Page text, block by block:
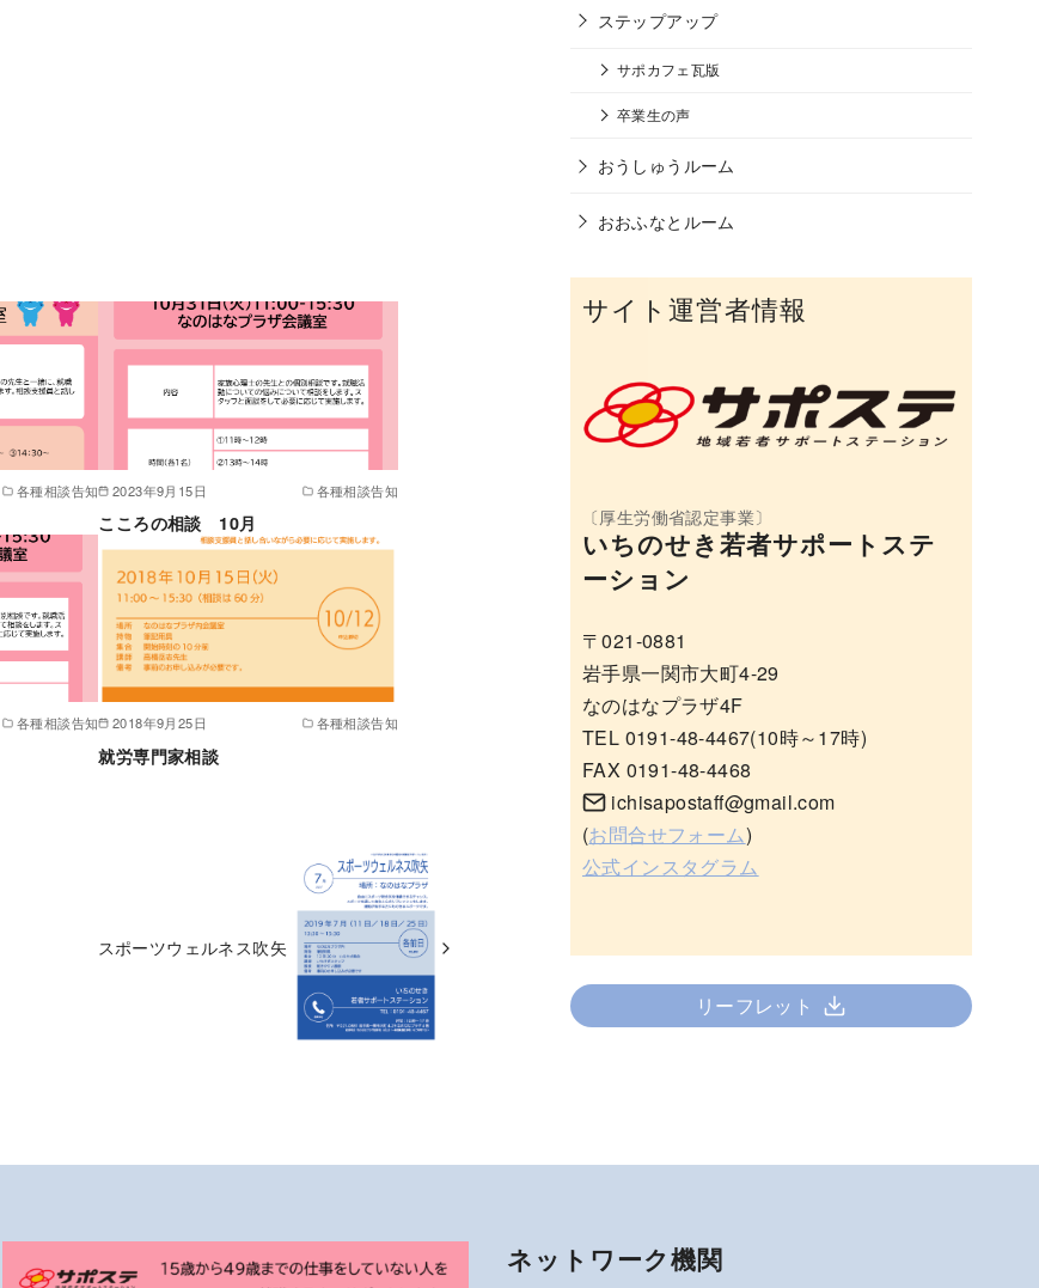
各種相談告知 2023年9月15日 各種相談告知
こころの相談 10月
各種相談告知 2018年9月25日 各種相談告知
就労専門家相談
スポーツウェルネス吹矢
ステップアップ
サポカフェ瓦版
卒業生の声
おうしゅうルーム
おおふなとルーム
サイト運営者情報
いちのせき若者サポートステ
ーション
〒021-0881
岩手県一関市大町4-29
なのはなプラザ4F
TEL 0191-48-4467(10時～17時)
FAX 0191-48-4468
ichisapostaff@gmail.com
(お問合せフォーム)
公式インスタグラム
リーフレット
ネットワーク機関